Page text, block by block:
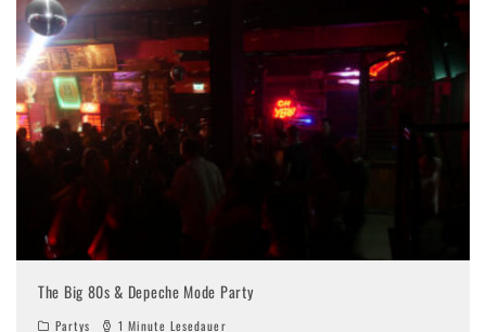
The Big 80s & Depeche Mode Party
Partys 1 Minute Lesedauer